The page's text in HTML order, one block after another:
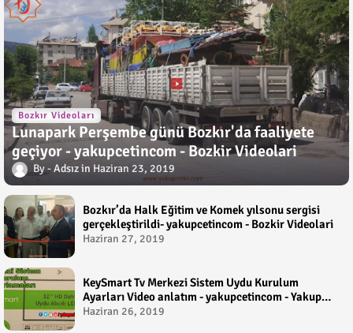
Bozkır Videoları
Lunapark Perşembe günü Bozkır'da faaliyete
geçiyor - yakupcetincom - Bozkir Videolari
Adsız Haziran 23, 2019
Bozkır’da Halk Eğitim ve Komek yılsonu sergisi
gerçekleştirildi- yakupcetincom - Bozkir Videolari
Haziran 27, 2019
KeySmart Tv Merkezi Sistem Uydu Kurulum
Ayarları Video anlatım - yakupcetincom - Yakup
Çetin
Haziran 26, 2019